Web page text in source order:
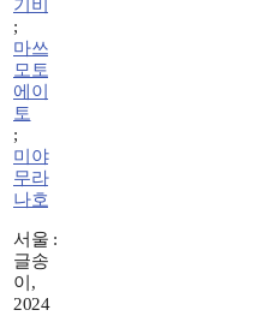
기비
;
마쓰
모토
에이
토
;
미야
무라
나호
서울 :
글송
이,
2024